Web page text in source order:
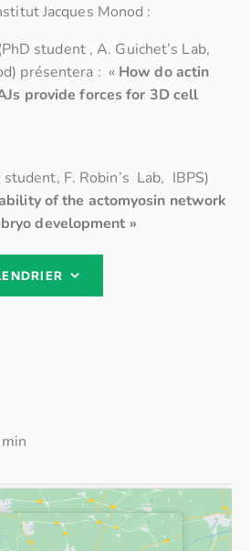
Jacques Monod :
student , A. Guichet’s Lab,
présentera : « How do actin
provide forces for 3D cell
student, F. Robin’s Lab, IBPS)
of the actomyosin network
development »